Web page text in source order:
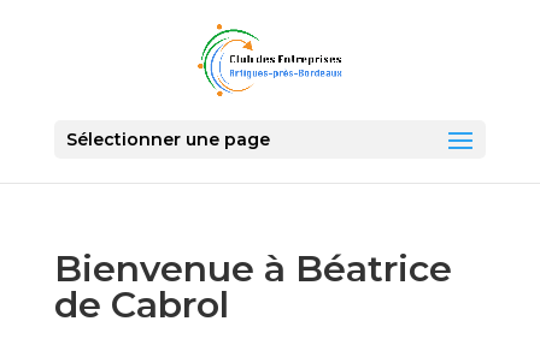
Sélectionner une page
Bienvenue à Béatrice
de Cabrol